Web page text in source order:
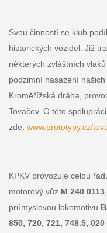
Svou činností se klub
historických vozidel. Již
některých zvláštních
podzimní nasazení
Kroměřížská dráha,
Tovačov. O této
zde: www.prototypy.cz/
KPKV provozuje celou
motorový vůz M 240 0113
průmyslovou lokomotivu
850, 720, 721, 748.5, 020